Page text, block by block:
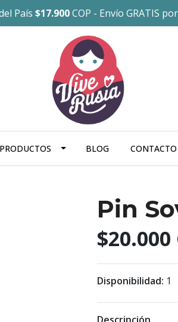
País $17.900COP - Envío GRATIS
PRODUCTOS BLOG CONTACTO
Pin
$20.000
Disponibilidad: 1